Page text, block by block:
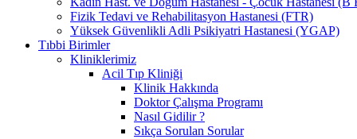
Fizik Tedavi ve Rehabilitasyon Hastanesi (FTR)
Yüksek Güvenlikli Adli Psikiyatri Hastanesi (YGAP)
Tıbbi Birimler
Kliniklerimiz
Acil Tıp Kliniği
Klinik Hakkında
Doktor Çalışma Programı
Nasıl Gidilir ?
Sıkça Sorulan Sorular